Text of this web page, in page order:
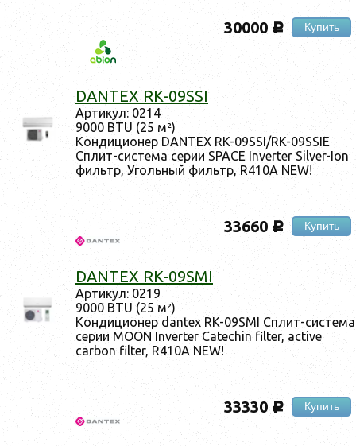
30000 c Купить
DANTEX RK-09SSI
Ар­ти­кул: 0214
9000 BTU (25 м²)
Кон­ди­ци­онер DANTEX RK-09SSI/RK-09SSIE
Сплит-сис­те­ма се­рии SPACE Inverter Silver-Ion
филь­тр, Уголь­ный филь­тр, R410A NEW!
33660 c Купить
DANTEX RK-09SMI
Ар­ти­кул: 0219
9000 BTU (25 м²)
Кон­ди­ци­онер dantex RK-09SMI Сплит-сис­те­ма
се­рии MOON Inverter Сatechin filter, active
carbon filter, R410A NEW!
33330 c Купить